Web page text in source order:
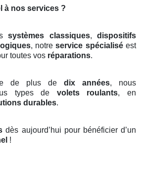
à nos services ?
systèmes classiques,dispositifs
, notreservice spécialiséest
toutes vos réparations.
de plus de dix années, nous
types de volets roulants, en
durables.
dès aujourd’hui pour bénéficier d’un
!